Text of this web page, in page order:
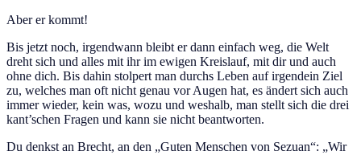
Aber er kommt!
Bis jetzt noch, irgendwann bleibt er dann einfach weg, die Welt
dreht sich und alles mit ihr im ewigen Kreislauf, mit dir und auch
ohne dich. Bis dahin stolpert man durchs Leben auf irgendein Ziel
zu, welches man oft nicht genau vor Augen hat, es ändert sich auch
immer wieder, kein was, wozu und weshalb, man stellt sich die drei
kant’schen Fragen und kann sie nicht beantworten.
Du denkst an Brecht, an den „Guten Menschen von Sezuan“: „Wir